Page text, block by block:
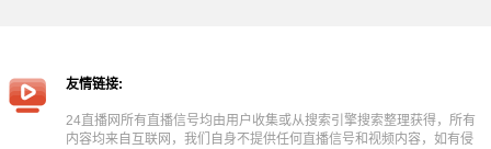
友情链接:
24直播网所有直播信号均由用户收集或从搜索引擎搜索整理获得，所有
内容均来自互联网，我们自身不提供任何直播信号和视频内容，如有侵